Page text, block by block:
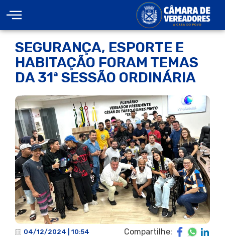
SEGURANÇA, ESPORTE E
HABITAÇÃO FORAM TEMAS
DA 31ª SESSÃO ORDINÁRIA
04/12/2024 | 10:54 Compartilhe: